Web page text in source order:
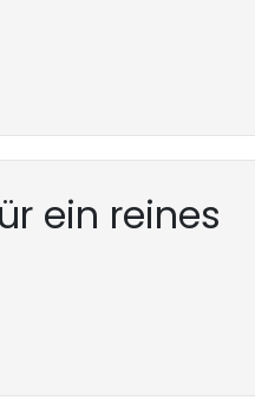
ein reines